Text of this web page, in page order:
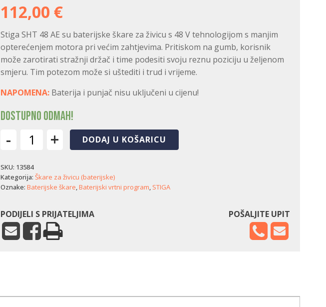
112,00 €
Stiga SHT 48 AE su baterijske škare za živicu s 48 V tehnologijom s manjim
opterećenjem motora pri većim zahtjevima. Pritiskom na gumb, korisnik
može zarotirati stražnji držač i time podesiti svoju reznu poziciju u željenom
smjeru. Tim potezom može si uštediti i trud i vrijeme.
NAPOMENA: Baterija i punjač nisu uključeni u cijenu!
Dostupno odmah!
-
za
živicu
Stiga
AE
količina
+ DODAJ U KOŠARICU
SKU: 13584
Kategorija: Škare za živicu (baterijske)
Oznake: Baterijske škare,Baterijski vrtni program, STIGA
PODIJELI S PRIJATELJIMA POŠALJITE UPIT